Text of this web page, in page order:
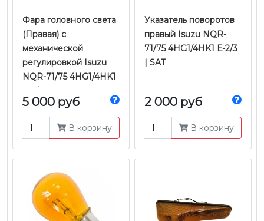
Фара головного света
(Правая) с
механической
регулировкой Isuzu
NQR-71/75 4HG1/4HK1
Е-2/3 | JMC
5 000 руб
В корзину
Указатель поворотов
правый Isuzu NQR-
71/75 4HG1/4HK1 Е-2/3
| SAT
2 000 руб
В корзину